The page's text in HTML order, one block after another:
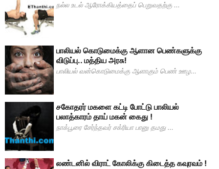
நல்ல உடல் ஆரோக்கியத்தைப் பெறுவதற்கு ...
பாலியல் கொடுமைக்கு ஆளான பெண்களுக்கு
விடுப்பு.. மத்திய அரசு!
பாலியல் வன்கொடுமைக்கு ஆளாகும் பெண் ஊழ...
சகோதரர் மகளை கட்டி போட்டு பாலியல்
பலாத்காரம் தாய் மகன் கைது !
நாக்பூரை சேர்ந்தவர் சக்ரியா பானு தமது ...
லண்டனில் விராட் கோலிக்கு கிடைத்த கவுரவம் !